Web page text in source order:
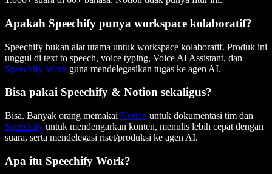
Apakah Speechify punya workspace kolaboratif?
Speechify bukan alat utama untuk workspace kolaboratif. Produk ini
unggul di text to speech, voice typing, Voice AI Assistant, dan
Speechify Work guna mendelegasikan tugas ke agen AI.
Bisa pakai Speechify & Notion sekaligus?
Bisa. Banyak orang memakai Notion untuk dokumentasi tim dan
Speechify untuk mendengarkan konten, menulis lebih cepat dengan
suara, serta mendelegasi riset/produksi ke agen AI.
Apa itu Speechify Work?